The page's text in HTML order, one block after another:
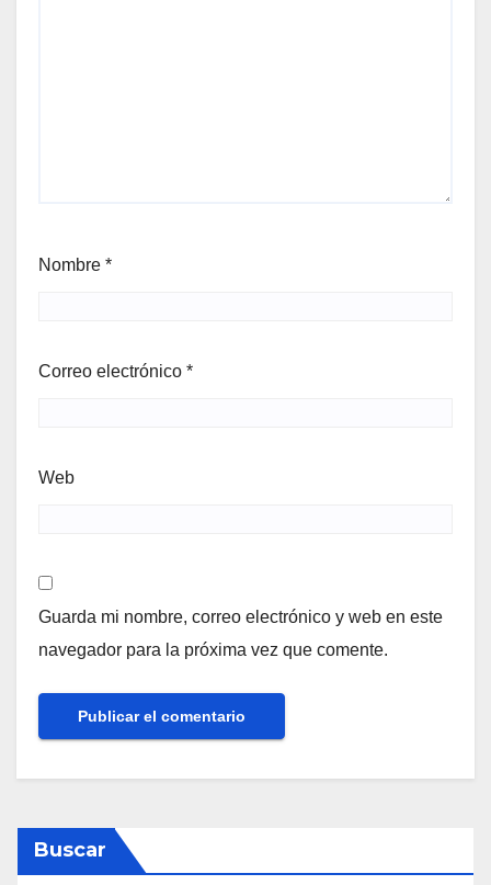
Nombre *
Correo electrónico *
Web
Guarda mi nombre, correo electrónico y web en este
navegador para la próxima vez que comente.
Buscar